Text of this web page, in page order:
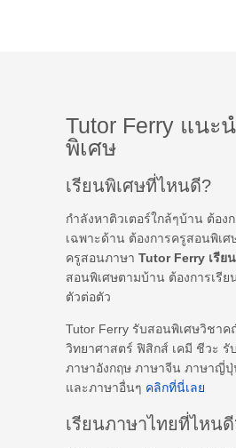
Tutor Ferry แนะ
พิเศษ
เรียนพิเศษที่ไหนดี?
กำลังหาติวเตอร์ใกล้ๆบ้าน ต้อง
เฉพาะด้าน ต้องการครูสอนพิเ
ครูสอนภาษา Tutor Ferry เรีย
สอนพิเศษตามบ้าน ต้องการเรี
ตัวต่อตัว
Tutor Ferry รับสอนพิเศษวิชา
วิทยาศาสตร์ ฟิสิกส์ เคมี ชีวะ รั
ภาษาอังกฤษ ภาษาจีน ภาษาญี่ปุ่
และภาษาอื่นๆ คลิกที่นี่เลย
เรียนภาษาไทยที่ไหน